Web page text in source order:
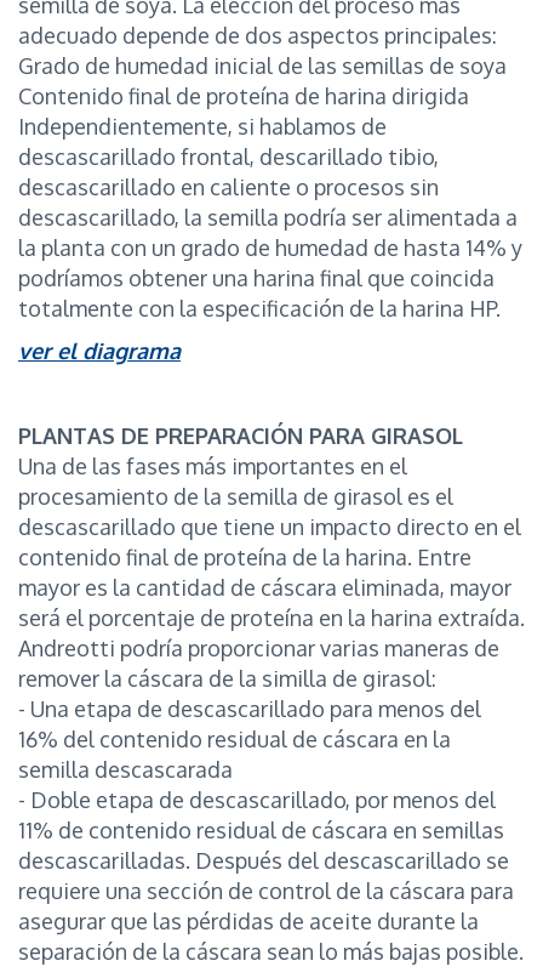
adecuado depende de dos aspectos principales:
Grado de humedad inicial de las semillas de soya
Contenido final de proteína de harina dirigida
Independientemente, si hablamos de
descascarillado frontal, descarillado tibio,
descascarillado en caliente o procesos sin
descascarillado, la semilla podría ser alimentada a
la planta con un grado de humedad de hasta 14% y
podríamos obtener una harina final que coincida
totalmente con la especificación de la harina HP.
ver el diagrama
PLANTAS DE PREPARACIÓN PARA GIRASOL
Una de las fases más importantes en el
procesamiento de la semilla de girasol es el
descascarillado que tiene un impacto directo en el
contenido final de proteína de la harina. Entre
mayor es la cantidad de cáscara eliminada, mayor
será el porcentaje de proteína en la harina extraída.
Andreotti podría proporcionar varias maneras de
remover la cáscara de la similla de girasol:
- Una etapa de descascarillado para menos del
16% del contenido residual de cáscara en la
semilla descascarada
- Doble etapa de descascarillado, por menos del
11% de contenido residual de cáscara en semillas
descascarilladas. Después del descascarillado se
requiere una sección de control de la cáscara para
asegurar que las pérdidas de aceite durante la
separación de la cáscara sean lo más bajas posible.